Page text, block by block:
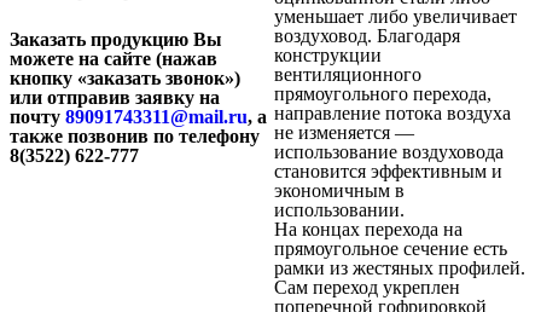
Заказать продукцию Вы
можете на сайте (нажав
кнопку «заказать звонок»)
или отправив заявку на
почту 89091743311@mail.ru, а
также позвонив по телефону
8(3522) 622-777
уменьшает либо увеличивает
воздуховод. Благодаря
конструкции
вентиляционного
прямоугольного перехода,
направление потока воздуха
не изменяется —
использование воздуховода
становится эффективным и
экономичным в
использовании.
На концах перехода на
прямоугольное сечение есть
рамки из жестяных профилей.
Сам переход укреплен
поперечной гофрировкой